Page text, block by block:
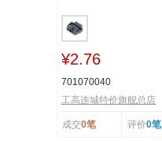
¥2.76
701070040
工高连城特价旗舰总店
成交0笔 评价0笔